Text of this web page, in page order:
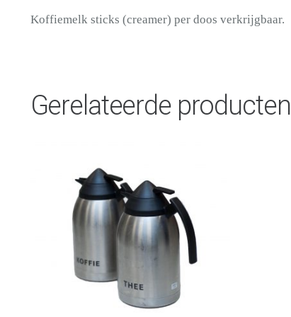
Koffiemelk sticks (creamer) per doos verkrijgbaar.
Gerelateerde producten